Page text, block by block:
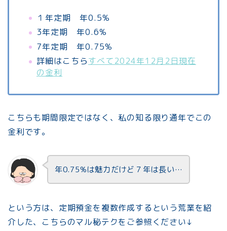
１年定期 年0.5%
3年定期 年0.6%
7年定期 年0.75%
詳細はこちらすべて2024年12月2日現在
の金利
こちらも期間限定ではなく、私の知る限り通年でこの
金利です。
年0.75%は魅力だけど７年は長い…
という方は、定期預金を複数作成するという荒業を紹
介した、こちらのマル秘テクをご参照ください↓